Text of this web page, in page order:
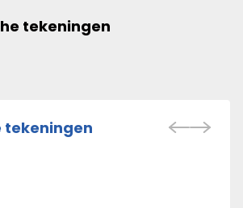
tekeningen
tekeningen